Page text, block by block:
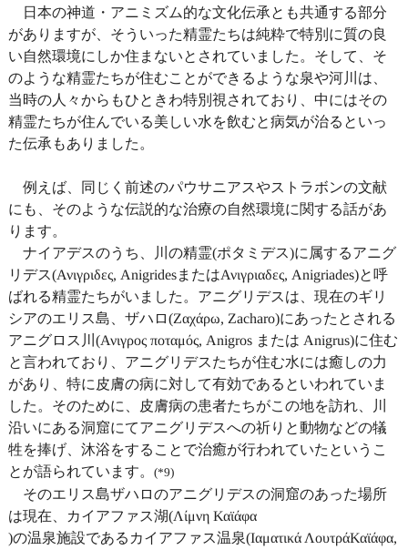
日本の神道・アニミズム的な文化伝承とも共通する部分
がありますが、そういった精霊たちは純粋で特別に質の良
い自然環境にしか住まないとされていました。そして、そ
のような精霊たちが住むことができるような泉や河川は、
当時の人々からもひときわ特別視されており、中にはその
精霊たちが住んでいる美しい水を飲むと病気が治るといっ
た伝承もありました。
例えば、同じく前述のパウサニアスやストラボンの文献
にも、そのような伝説的な治療の自然環境に関する話があ
ります。
ナイアデスのうち、川の精霊(ポタミデス)に属するアニグ
リデス(Ανιγριδες, AnigridesまたはΑνιγριαδες, Anigriades)と呼
ばれる精霊たちがいました。アニグリデスは、現在のギリ
シアのエリス島、ザハロ(Ζαχάρω, Zacharo)にあったとされる
アニグロス川(Ανιγρος ποταμός, Anigros または Anigrus)に住む
と言われており、アニグリデスたちが住む水には癒しの力
があり、特に皮膚の病に対して有効であるといわれていま
した。そのために、皮膚病の患者たちがこの地を訪れ、川
沿いにある洞窟にてアニグリデスへの祈りと動物などの犠
牲を捧げ、沐浴をすることで治癒が行われていたというこ
とが語られています。 (*9)
そのエリス島ザハロのアニグリデスの洞窟のあった場所
は現在、カイアファス湖(Λίμνη Καϊάφα
)の温泉施設であるカイアファス温泉(Ιαματικά ΛουτράΚαϊάφα,